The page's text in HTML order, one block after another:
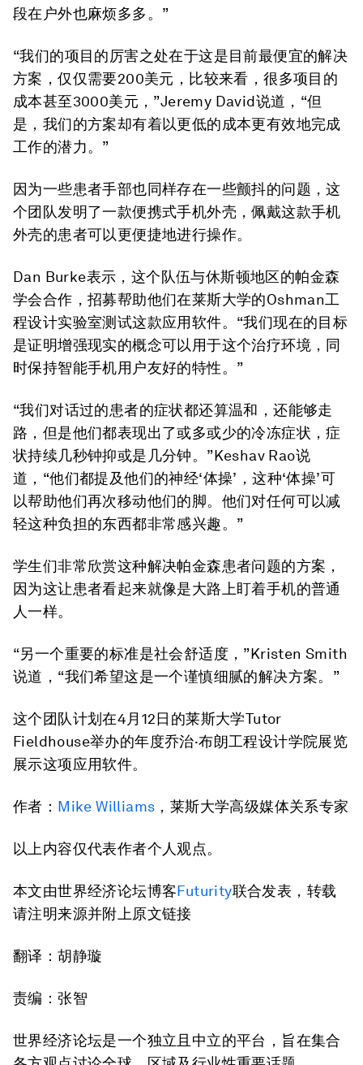
段在户外也麻烦多多。”
“我们的项目的厉害之处在于这是目前最便宜的解决
方案，仅仅需要200美元，比较来看，很多项目的
成本甚至3000美元，”Jeremy David说道，“但
是，我们的方案却有着以更低的成本更有效地完成
工作的潜力。”
因为一些患者手部也同样存在一些颤抖的问题，这
个团队发明了一款便携式手机外壳，佩戴这款手机
外壳的患者可以更便捷地进行操作。
Dan Burke表示，这个队伍与休斯顿地区的帕金森
学会合作，招募帮助他们在莱斯大学的Oshman工
程设计实验室测试这款应用软件。“我们现在的目标
是证明增强现实的概念可以用于这个治疗环境，同
时保持智能手机用户友好的特性。”
“我们对话过的患者的症状都还算温和，还能够走
路，但是他们都表现出了或多或少的冷冻症状，症
状持续几秒钟抑或是几分钟。”Keshav Rao说
道，“他们都提及他们的神经‘体操’，这种‘体操’可
以帮助他们再次移动他们的脚。他们对任何可以减
轻这种负担的东西都非常感兴趣。”
学生们非常欣赏这种解决帕金森患者问题的方案，
因为这让患者看起来就像是大路上盯着手机的普通
人一样。
“另一个重要的标准是社会舒适度，”Kristen Smith
说道，“我们希望这是一个谨慎细腻的解决方案。”
这个团队计划在4月12日的莱斯大学Tutor
Fieldhouse举办的年度乔治·布朗工程设计学院展览
展示这项应用软件。
作者： Mike Williams ，莱斯大学高级媒体关系专家
以上内容仅代表作者个人观点。
本文由世界经济论坛博客Futurity联合发表，转载
请注明来源并附上原文链接
翻译：胡静璇
责编：张智
世界经济论坛是一个独立且中立的平台，旨在集合